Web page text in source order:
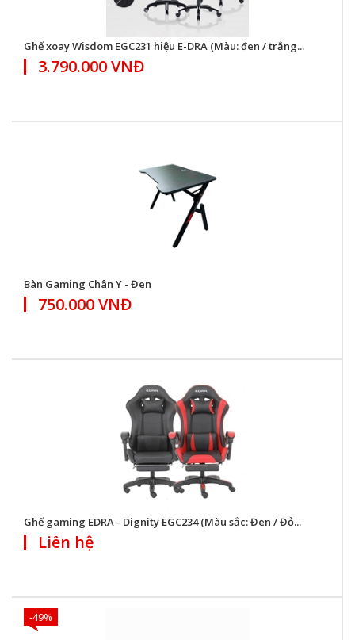
Ghế xoay Wisdom EGC231 hiệu E-DRA (Màu: đen / trắng...
3.790.000 VNĐ
Bàn Gaming Chân Y - Đen
750.000 VNĐ
Ghế gaming EDRA - Dignity EGC234 (Màu sắc: Đen / Đỏ...
Liên hệ
-49%